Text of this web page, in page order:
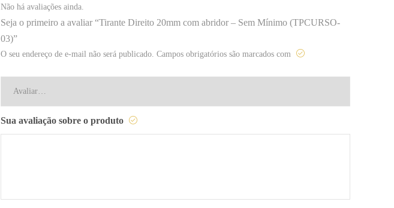
Não há avaliações ainda.
Seja o primeiro a avaliar “Tirante Direito 20mm com abridor – Sem Mínimo (TPCURSO-
03)”
O seu endereço de e-mail não será publicado. Campos obrigatórios são marcados com
Sua avaliação sobre o produto